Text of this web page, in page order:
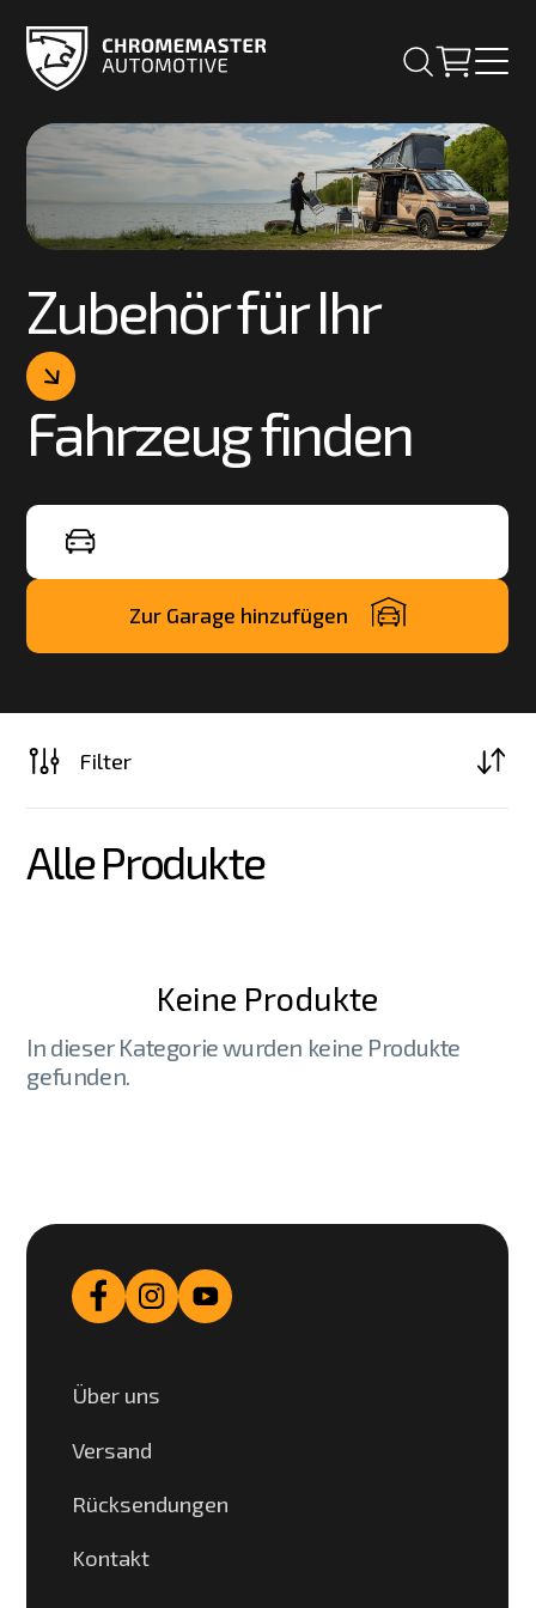
Zubehör für Ihr
Fahrzeug finden
Zur Garage hinzufügen
Filter
Alle Produkte
Keine Produkte
In dieser Kategorie wurden keine Produkte
gefunden.
Über uns
Versand
Rücksendungen
Kontakt